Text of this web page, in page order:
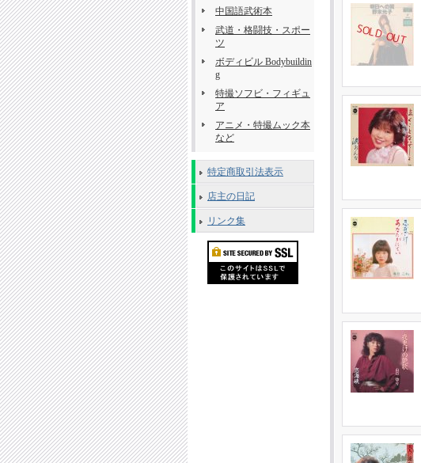
中国語武術本
武道・格闘技・スポー
ツ
ボディビル Bodybuildin
g
特撮ソフビ・フィギュ
ア
アニメ・特撮ムック本
など
特定商取引法表示
店主の日記
リンク集